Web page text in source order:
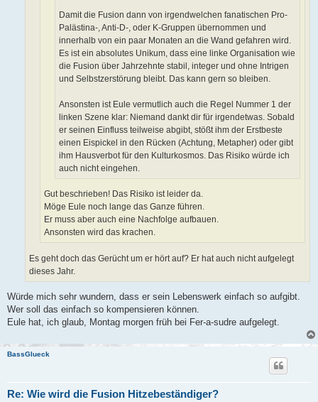
Damit die Fusion dann von irgendwelchen fanatischen Pro-
Palästina-, Anti-D-, oder K-Gruppen übernommen und
innerhalb von ein paar Monaten an die Wand gefahren wird.
Es ist ein absolutes Unikum, dass eine linke Organisation wie
die Fusion über Jahrzehnte stabil, integer und ohne Intrigen
und Selbstzerstörung bleibt. Das kann gern so bleiben.
Ansonsten ist Eule vermutlich auch die Regel Nummer 1 der
linken Szene klar: Niemand dankt dir für irgendetwas. Sobald
er seinen Einfluss teilweise abgibt, stößt ihm der Erstbeste
einen Eispickel in den Rücken (Achtung, Metapher) oder gibt
ihm Hausverbot für den Kulturkosmos. Das Risiko würde ich
auch nicht eingehen.
Gut beschrieben! Das Risiko ist leider da.
Möge Eule noch lange das Ganze führen.
Er muss aber auch eine Nachfolge aufbauen.
Ansonsten wird das krachen.
Es geht doch das Gerücht um er hört auf? Er hat auch nicht aufgelegt
dieses Jahr.
Würde mich sehr wundern, dass er sein Lebenswerk einfach so aufgibt.
Wer soll das einfach so kompensieren können.
Eule hat, ich glaub, Montag morgen früh bei Fer-a-sudre aufgelegt.
BassGlueck
Re: Wie wird die Fusion Hitzebeständiger?